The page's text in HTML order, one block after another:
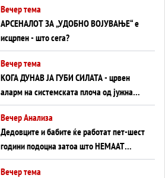
Вечер тема
АРСЕНАЛОТ ЗА „УДОБНО ВОЈУВАЊЕ“ е
исцрпен - што сега?
Вечер тема
КОГА ДУНАВ ЈА ГУБИ СИЛАТА - црвен
аларм на системската плоча од јужна
Германија до Црното Море...
Вечер Анализа
Дедовците и бабите ќе работат пет-шест
години подоцна затоа што НЕМААТ
ВНУЦИ ДА ГИ ЗАМЕНАТ
Вечер тема